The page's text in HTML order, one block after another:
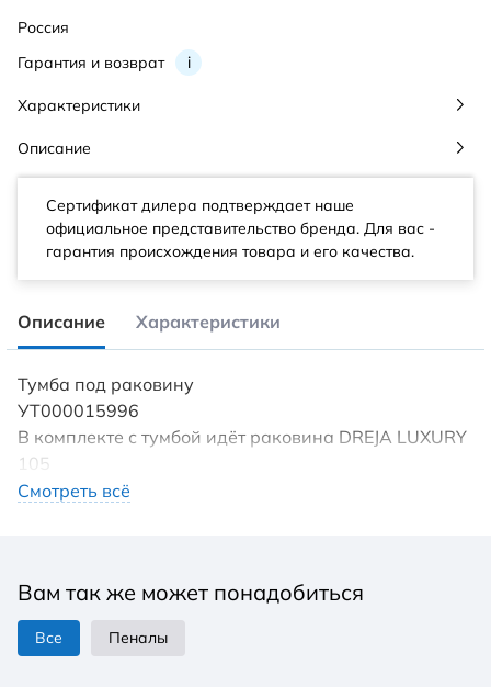
Гарантия и возврат i
Россия
Характеристики
Описание
Сертификат дилера подтверждает наше
официальное представительство бренда. Для вас -
гарантия происхождения товара и его качества.
Описание Характеристики
Тумба под раковину
УТ000015996
В комплекте с тумбой идёт раковина DREJA LUXURY
105
Материал фасада: МДФ // Материал корпуса: ЛДСП
Система хранения: с ящиками
Направляющие: с доводчиком, скрытого монтажа
Цвет: белый
Смотреть всё
Вам так же может понадобиться
Все Пеналы